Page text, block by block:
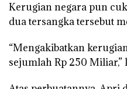
Kerugian negara pun
dua tersangka tersebut
“Mengakibatkan
sejumlah Rp 250 Miliar,”